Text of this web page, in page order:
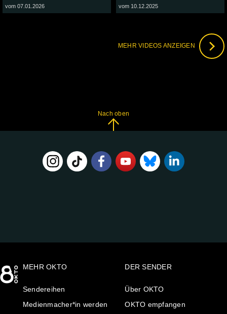
vom 07.01.2026 vom 10.12.2025
MEHR VIDEOS ANZEIGEN
Nach oben
MEHR OKTO
Sendereihen
Medienmacher*in werden
DER SENDER
Über OKTO
OKTO empfangen